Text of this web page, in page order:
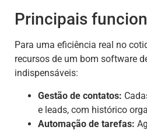
Principais
Para uma eficiência real no
recursos de um bom software
indispensáveis:
Gestão de contatos:
e leads, com histórico
Automação de tarefas: